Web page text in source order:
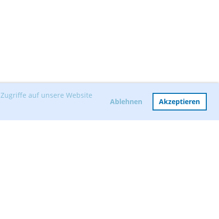
auf unsere Website
Ablehnen Akzeptieren